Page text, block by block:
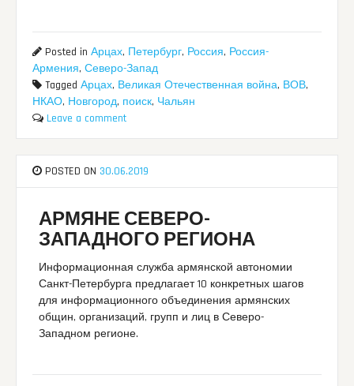
Posted inАрцах, Петербург, Россия, Россия-
Армения,Северо-Запад
TaggedАрцах, Великая Отечественная война, ВОВ,
НКАО, Новгород, поиск, Чальян
Leave a comment
POSTED ON 30.06.2019
АРМЯНЕ СЕВЕРО-
ЗАПАДНОГО РЕГИОНА
Информационная служба армянской автономии
Санкт-Петербурга предлагает 10 конкретных шагов
для информационного объединения армянских
общин, организаций, групп и лиц в Северо-
Западном регионе.